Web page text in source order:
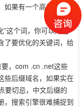
果有一个高权重或者
这个词，你可以用这
了要优化的关键词，给
，com .cn .net这些
些后缀域名，如果实在
要切忌，中文后缀的
，搜索引擎很难捕捉到